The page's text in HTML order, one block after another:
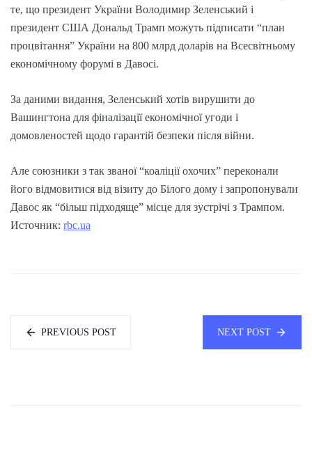
те, що президент України Володимир Зеленський і
президент США Дональд Трамп можуть підписати “план
процвітання” України на 800 млрд доларів на Всесвітньому
економічному форумі в Давосі.
За даними видання, Зеленський хотів вирушити до
Вашингтона для фіналізації економічної угоди і
домовленостей щодо гарантій безпеки після війни.
Але союзники з так званої “коаліції охочих” переконали
його відмовитися від візиту до Білого дому і запропонували
Давос як “більш підходяще” місце для зустрічі з Трампом.
Источник: rbc.ua
PREVIOUS POST NEXT POST